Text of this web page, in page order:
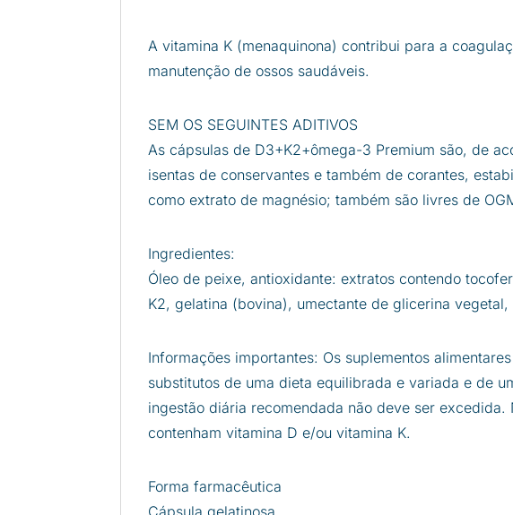
A vitamina K (menaquinona) contribui para a
manutenção de ossos saudáveis.
SEM OS SEGUINTES ADITIVOS
As cápsulas de D3+K2+ômega-3 Premium são, de
isentas de conservantes e também de corantes,
como extrato de magnésio; também são livres de
Ingredientes:
Óleo de peixe, antioxidante: extratos contendo
K2, gelatina (bovina), umectante de glicerina vegetal,
Informações importantes: Os suplementos
substitutos de uma dieta equilibrada e variada e de
ingestão diária recomendada não deve ser
contenham vitamina D e/ou vitamina K.
Forma farmacêutica
Cápsula gelatinosa